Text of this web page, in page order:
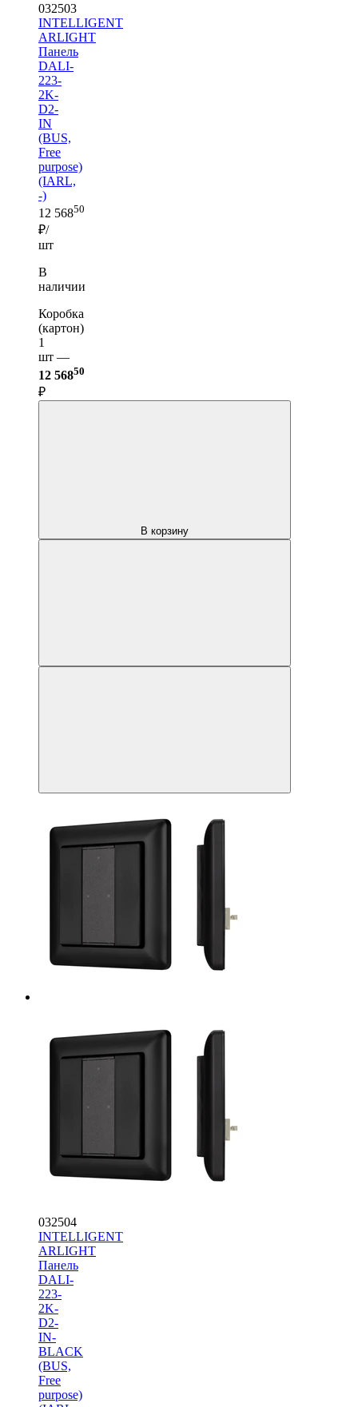
032503
INTELLIGENT
ARLIGHT
Панель
DALI-
223-
2K-
D2-
IN
(BUS,
Free
purpose)
(IARL,
-)
12 56850
₽/
шт
В
наличии
Коробка
(картон)
1
шт —
12 56850
₽
В корзину
032504
INTELLIGENT
ARLIGHT
Панель
DALI-
223-
2K-
D2-
IN-
BLACK
(BUS,
Free
purpose)